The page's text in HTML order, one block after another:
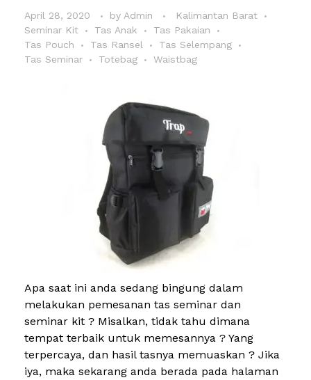
April 28, 2020 by Admin
Kalimantan Barat
Seminar Kit
Tas Anak
Tas Pakaian
Tas Pouch
Tas Ransel
Tas Selempang
Tas Seminar
Totebag Waistbag
Apa saat ini anda sedang bingung dalam
melakukan pemesanan tas seminar dan
seminar kit ? Misalkan, tidak tahu dimana
tempat terbaik untuk memesannya ? Yang
terpercaya, dan hasil tasnya memuaskan ? Jika
iya, maka sekarang anda berada pada halaman